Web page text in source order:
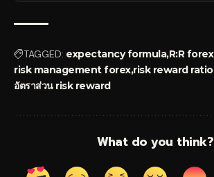
TAGGED: expectancy formulaR:R forex
risk management forexrisk reward ratio
อัตราส่วน risk reward
What do you think?